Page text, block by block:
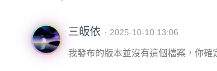
三皈依 · 2025-10-10 13:06
我發布的版本並沒有這個檔案，你確